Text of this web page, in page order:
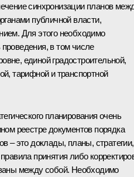
синхронизации планов
публичной власти,
Для этого необходимо
в том числе
единой градостроительной,
тарифной и транспортной
планирования очень
реестре документов порядка
– это доклады, планы, стратегии,
принятия либо
между собой. Необходимо